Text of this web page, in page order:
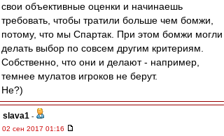
свои объективные оценки и начинаешь
требовать, чтобы тратили больше чем бомжи,
потому, что мы Спартак. При этом бомжи могли
делать выбор по совсем другим критериям.
Собственно, что они и делают - например,
темнее мулатов игроков не берут.
Не?)
slava1 -
02 сен 2017 01:16